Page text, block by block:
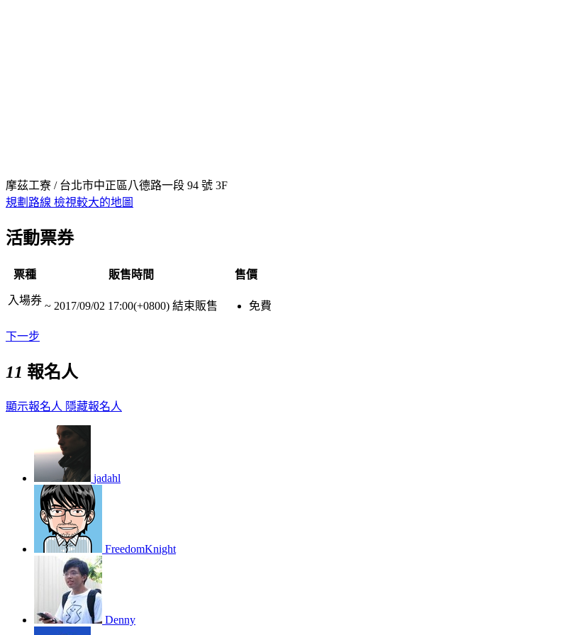
摩茲工寮 / 台北市中正區八德路一段 94 號 3F
規劃路線 檢視較大的地圖
活動票券
票種 販售時間 售價
入場券 ~ 2017/09/02 17:00(+0800) 結束販售 免費
下一步
11 報名人
顯示報名人 隱藏報名人
jadahl
FreedomKnight
Denny